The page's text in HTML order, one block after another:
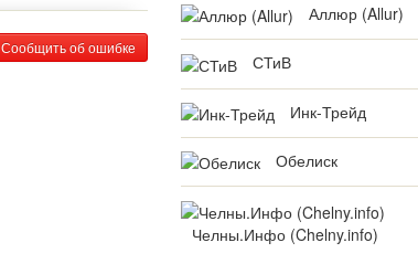
Сообщить об ошибке
Аллюр (Allur)
СТиВ
Инк-Трейд
Обелиск
Челны.Инфо (Chelny.info)